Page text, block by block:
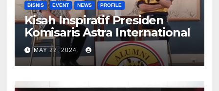
BISNIS EVENT NEWS PROFILE
Kisah Inspiratif Presiden
Komisaris Astra International
MAY 22, 2024